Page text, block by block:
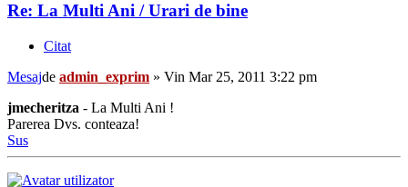
Re: La Multi Ani / Urari de bine
Citat
Mesajde admin_exprim » Vin Mar 25, 2011 3:22 pm
jmecheritza - La Multi Ani !
Parerea Dvs. conteaza!
Sus